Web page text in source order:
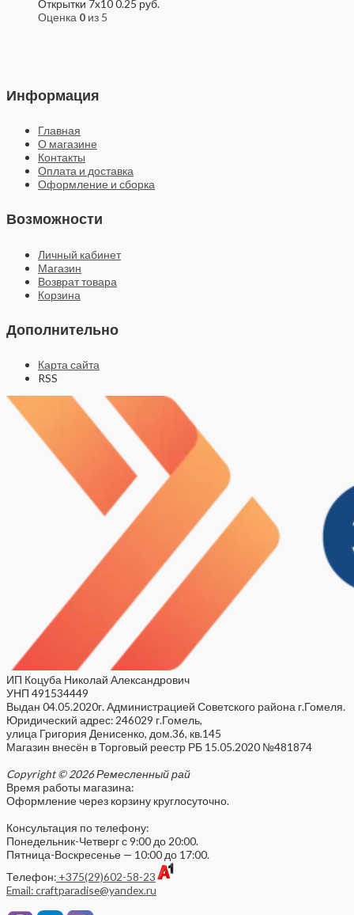
Открытки 7x100.25 руб.
Оценка 0 из 5
Информация
Главная
О магазине
Контакты
Оплата и доставка
Оформление и сборка
Возможности
Личный кабинет
Магазин
Возврат товара
Корзина
Дополнительно
Карта сайта
RSS
ИП Коцуба Николай Александрович
УНП 491534449
Выдан 04.05.2020г. Администрацией Советского района г.Гомеля.
Юридический адрес: 246029 г.Гомель,
улица Григория Денисенко, дом.36, кв.145
Магазин внесён в Торговый реестр РБ 15.05.2020 №481874
Copyright © 2026 Ремесленный рай
Время работы магазина:
Оформление через корзину круглосуточно.
Консультация по телефону:
Понедельник-Четверг с 9:00 до 20:00.
Пятница-Воскресенье — 10:00 до 17:00.
Телефон: +375(29)602-58-23
Email: craftparadise@yandex.ru